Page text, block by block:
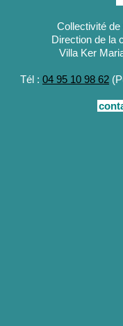
Collectivité
Direction de la
Villa Ker
Tél : 04 95 10 98 62